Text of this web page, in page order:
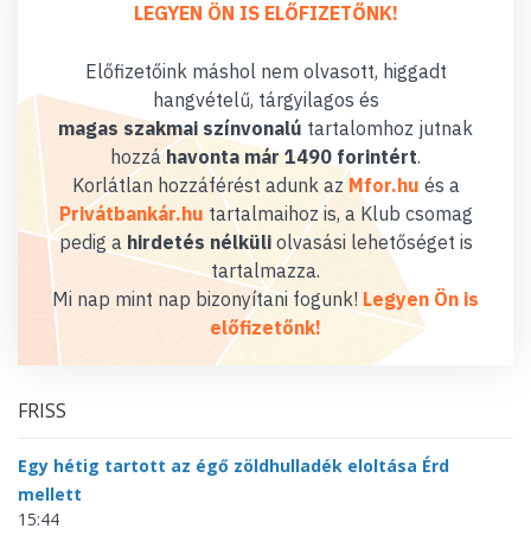
LEGYEN ÖN IS ELŐFIZETŐNK!
Előfizetőink máshol nem olvasott, higgadt
hangvételű, tárgyilagos és
magas szakmai színvonalú tartalomhoz jutnak
hozzáhavonta már 1490 forintért.
Korlátlan hozzáférést adunk az Mfor.hu és a
Privátbankár.hu tartalmaihoz is, a Klub csomag
pedig a hirdetés nélküliolvasási lehetőséget is
tartalmazza.
Mi nap mint nap bizonyítani fogunk! Legyen Ön is
előfizetőnk!
FRISS
Egy hétig tartott az égő zöldhulladék eloltása Érd
mellett
15:44